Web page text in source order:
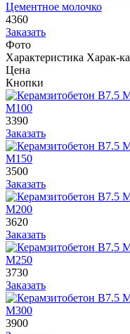
Цементное молочко
4360
Заказать
Фото
Характеристика Харак-ка
Цена
Кнопки
М100
3390
Заказать
М150
3500
Заказать
М200
3620
Заказать
М250
3730
Заказать
М300
3900